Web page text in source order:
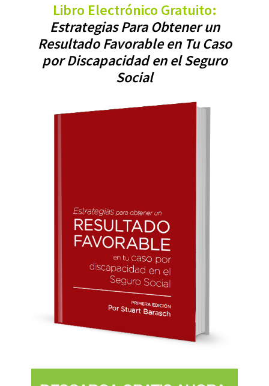
Libro Electrónico Gratuito:
Estrategias Para Obtener un
Resultado Favorable en Tu Caso
por Discapacidad en el Seguro
Social